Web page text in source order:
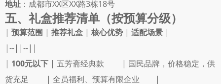
地址 ：成都市XX区XX路3栋18号
五、礼盒推荐清单（按预算分级）
| 预算范围 | 推荐礼盒 | 核心优势 | 适配场景 |
|--||--||
| 100元以下 | 五芳斋经典款         | 国民品牌，价格稳定，供
货充足         | 全员福利、预算有限企业        |